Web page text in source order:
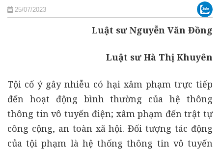
25/07/2023
Luật sư Nguyễn Văn Đồng
Luật sư Hà Thị Khuyên
Tội cố ý gây nhiễu có hại xâm phạm trực tiếp
đến hoạt động bình thường của hệ thông
thông tin vô tuyến điện; xâm phạm đến trật tự
công cộng, an toàn xã hội. Đối tượng tác động
của tội phạm là hệ thống thông tin vô tuyến